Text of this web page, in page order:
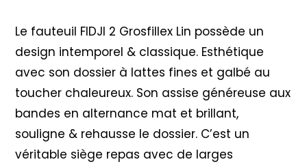
Le fauteuil FIDJI 2 Grosfillex Lin possède un
design intemporel & classique. Esthétique
avec son dossier à lattes fines et galbé au
toucher chaleureux. Son assise généreuse aux
bandes en alternance mat et brillant,
souligne & rehausse le dossier. C’est un
véritable siège repas avec de larges